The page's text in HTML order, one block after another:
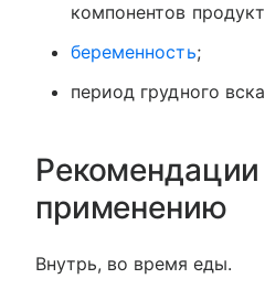
компонентов
беременность;
период грудного
Рекомендации
применению
Внутрь, во время еды.